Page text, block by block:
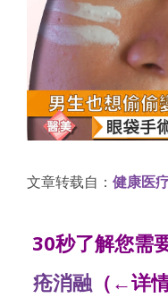
文章转载自： 健康医
30秒了解您需
疮消融 （←详